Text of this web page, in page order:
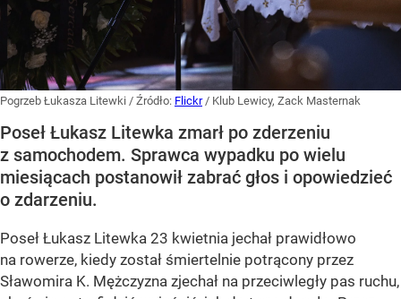
Pogrzeb Łukasza Litewki / Źródło: Flickr / Klub Lewicy, Zack Masternak
Poseł Łukasz Litewka zmarł po zderzeniu
z samochodem. Sprawca wypadku po wielu
miesiącach postanowił zabrać głos i opowiedzieć
o zdarzeniu.
Poseł Łukasz Litewka 23 kwietnia jechał prawidłowo
na rowerze, kiedy został śmiertelnie potrącony przez
Sławomira K. Mężczyzna zjechał na przeciwległy pas ruchu,